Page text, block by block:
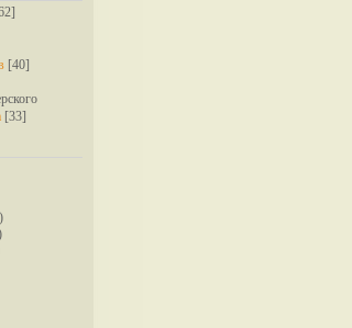
[40]
[33]